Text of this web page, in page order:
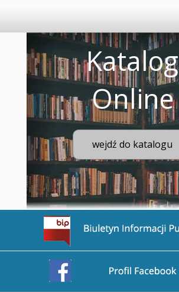
Katalog
Online
wejdź do katalogu
Przejdź na stronę BIP
Przejdź na stronę Facebook